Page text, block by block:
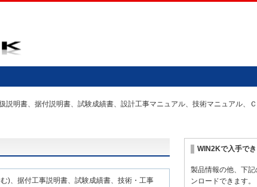
明書、据付説明書、試験成績書、設計工事マニュアル、技術マニュアル、
)、据付工事説明書、試験成績書、技術・工事
WIN2Kで入手で
製品情報の他、下
ンロードできます。